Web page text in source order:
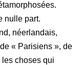
nulle part.
néerlandais,
« Parisiens », de
les choses qui